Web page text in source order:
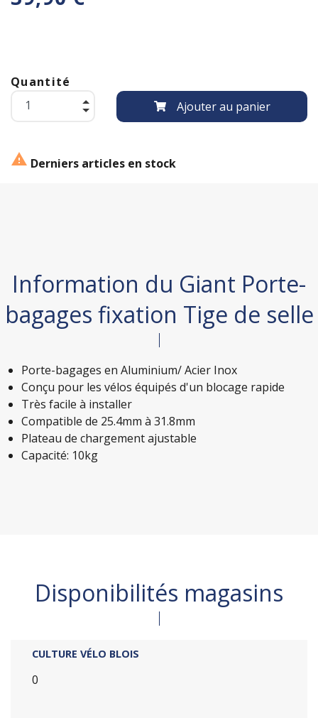
Quantité
Ajouter au panier
 Derniers articles en stock
Information du Giant Porte-
bagages fixation Tige de selle
Porte-bagages en Aluminium/ Acier Inox
Conçu pour les vélos équipés d'un blocage rapide
Très facile à installer
Compatible de 25.4mm à 31.8mm
Plateau de chargement ajustable
Capacité: 10kg
Disponibilités magasins
CULTURE VÉLO BLOIS
0